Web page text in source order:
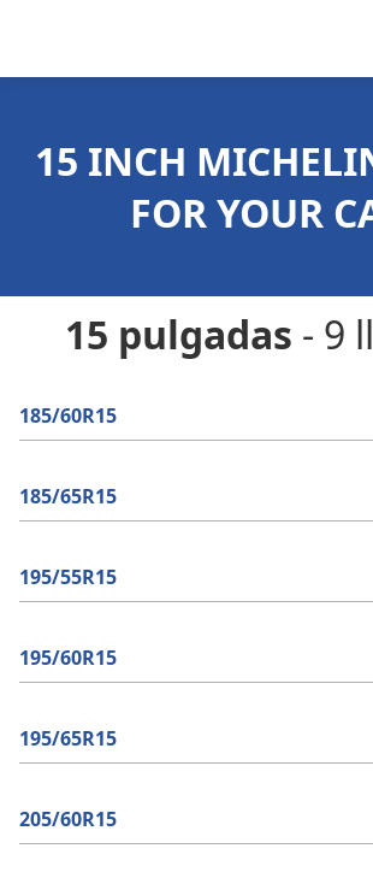
15 INCH
FOR YOUR
15 pulgadas - 9
185/60R15
185/65R15
195/55R15
195/60R15
195/65R15
205/60R15